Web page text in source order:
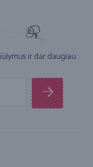
ir dar daugiau.